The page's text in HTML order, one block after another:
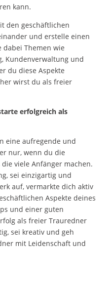
kann.
den geschäftlichen
und erstelle einen
dabei Themen wie
Kundenverwaltung und
du diese Aspekte
wirst du als freier
erfolgreich als
eine aufregende und
nur, wenn du die
viele Anfänger machen.
sei einzigartig und
auf, vermarkte dich aktiv
Aspekte deines
und einer guten
als freier Trauredner
sei kreativ und geh
mit Leidenschaft und